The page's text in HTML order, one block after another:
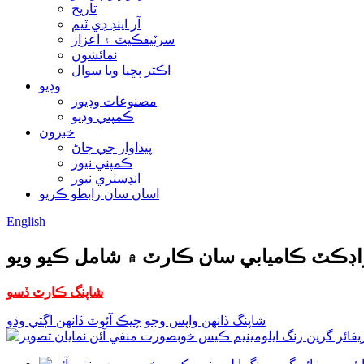
تاريخ
آر اينڊ ڊي ٽيم
سرٽيفڪيٽ ۽ اعزاز
نمائشون
اڪثر پڇيا ويا سوال
وڊيو
مصنوعات وڊيوز
ڪمپني وڊيو
خبرون
پيداوار جي ڄاڻ
ڪمپني نيوز
انڊسٽري نيوز
اسان سان رابطو ڪريو
English
شاپنگ ڪارٽ ڏسو
شاپنگ ڏانهن واپس وڃو چيڪ آئوٽ ڏانهن اڳتي وڌو